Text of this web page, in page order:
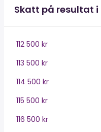
Skatt på resultat
112 500 kr
113 500 kr
114 500 kr
115 500 kr
116 500 kr